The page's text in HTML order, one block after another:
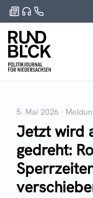
5. Mai 2026 ·
Jetzt wird
gedreht: